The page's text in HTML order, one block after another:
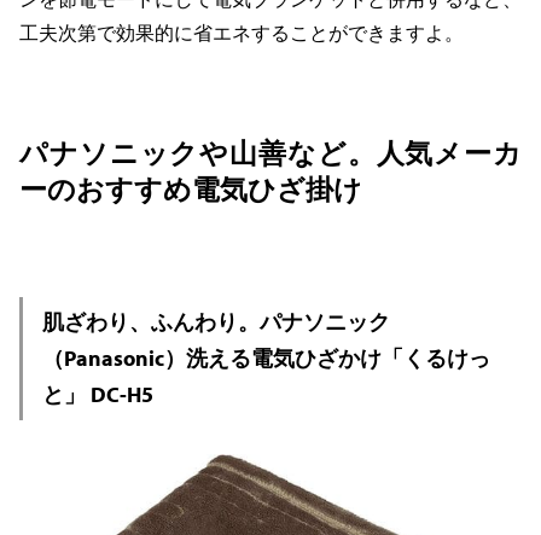
工夫次第で効果的に省エネすることができますよ。
パナソニックや山善など。人気メーカ
ーのおすすめ電気ひざ掛け
肌ざわり、ふんわり。パナソニック
（Panasonic）洗える電気ひざかけ「くるけっ
と」 DC-H5